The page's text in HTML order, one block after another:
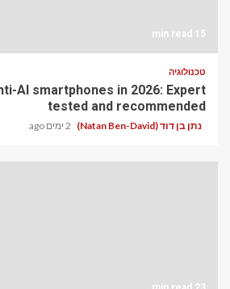
15 min read
טכנולוגיה
AI smartphones in 2026: Expert
tested and recommended
נתן בן דוד (Natan Ben-David) 2 ימים ago